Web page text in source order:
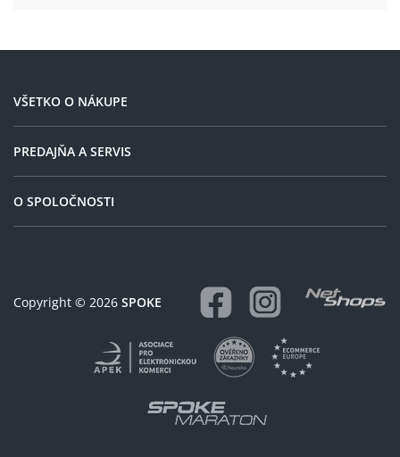
VŠETKO O NÁKUPE
PREDAJŇA A SERVIS
O SPOLOČNOSTI
Copyright © 2026 SPOKE